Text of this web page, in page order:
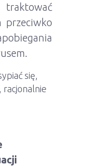
przeciwko
się,
racjonalnie